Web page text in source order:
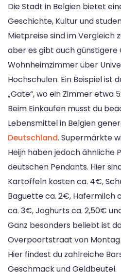
Die Stadt in Belgien bietet
Geschichte, Kultur und
Mietpreise sind im Vergleich
aber es gibt auch günstigere
Wohnheimzimmer über
Hochschulen. Ein Beispiel ist
„Gate“, wo ein Zimmer etwa
Beim Einkaufen musst du
Lebensmittel in Belgien
Deutschland. Supermärkte
Heijn haben jedoch ähnliche
deutschen Pendants. Hier
Kartoffeln kosten ca. 4€,
Baguette ca. 2€, Hafermilch
ca. 3€, Joghurts ca. 2,50€
Ganz besonders beliebt ist
Overpoortstraat von
Hier findest du zahlreiche
Geschmack und Geldbeutel.